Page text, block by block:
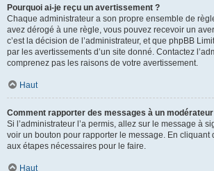
Pourquoi ai-je reçu un avertissement ?
Chaque administrateur a son propre ensemble de
avez dérogé à une règle, vous pouvez recevoir un
c’est la décision de l’administrateur, et que phpBB
par les avertissements d’un site donné. Contactez
comprenez pas les raisons de votre avertissement.
Haut
Comment rapporter des messages à un
Si l’administrateur l’a permis, allez sur le message à
voir un bouton pour rapporter le message. En cliquant
aux étapes nécessaires pour le faire.
Haut